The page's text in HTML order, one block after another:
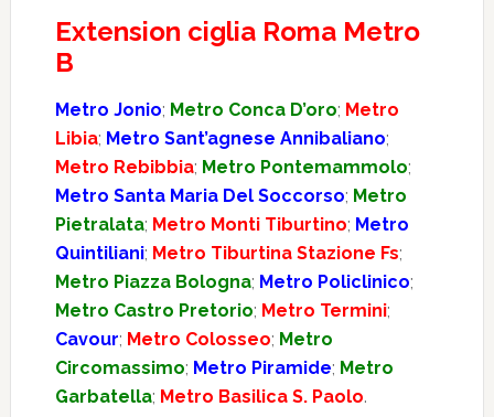
Extension ciglia Roma Metro
B
Metro Jonio; Metro Conca D’oro; Metro
Libia; Metro Sant’agnese Annibaliano;
Metro Rebibbia; Metro Pontemammolo;
Metro Santa Maria Del Soccorso; Metro
Pietralata; Metro Monti Tiburtino; Metro
Quintiliani; Metro Tiburtina Stazione Fs;
Metro Piazza Bologna; Metro Policlinico;
Metro Castro Pretorio; Metro Termini;
Cavour; Metro Colosseo; Metro
Circomassimo; Metro Piramide; Metro
Garbatella; Metro Basilica S. Paolo.